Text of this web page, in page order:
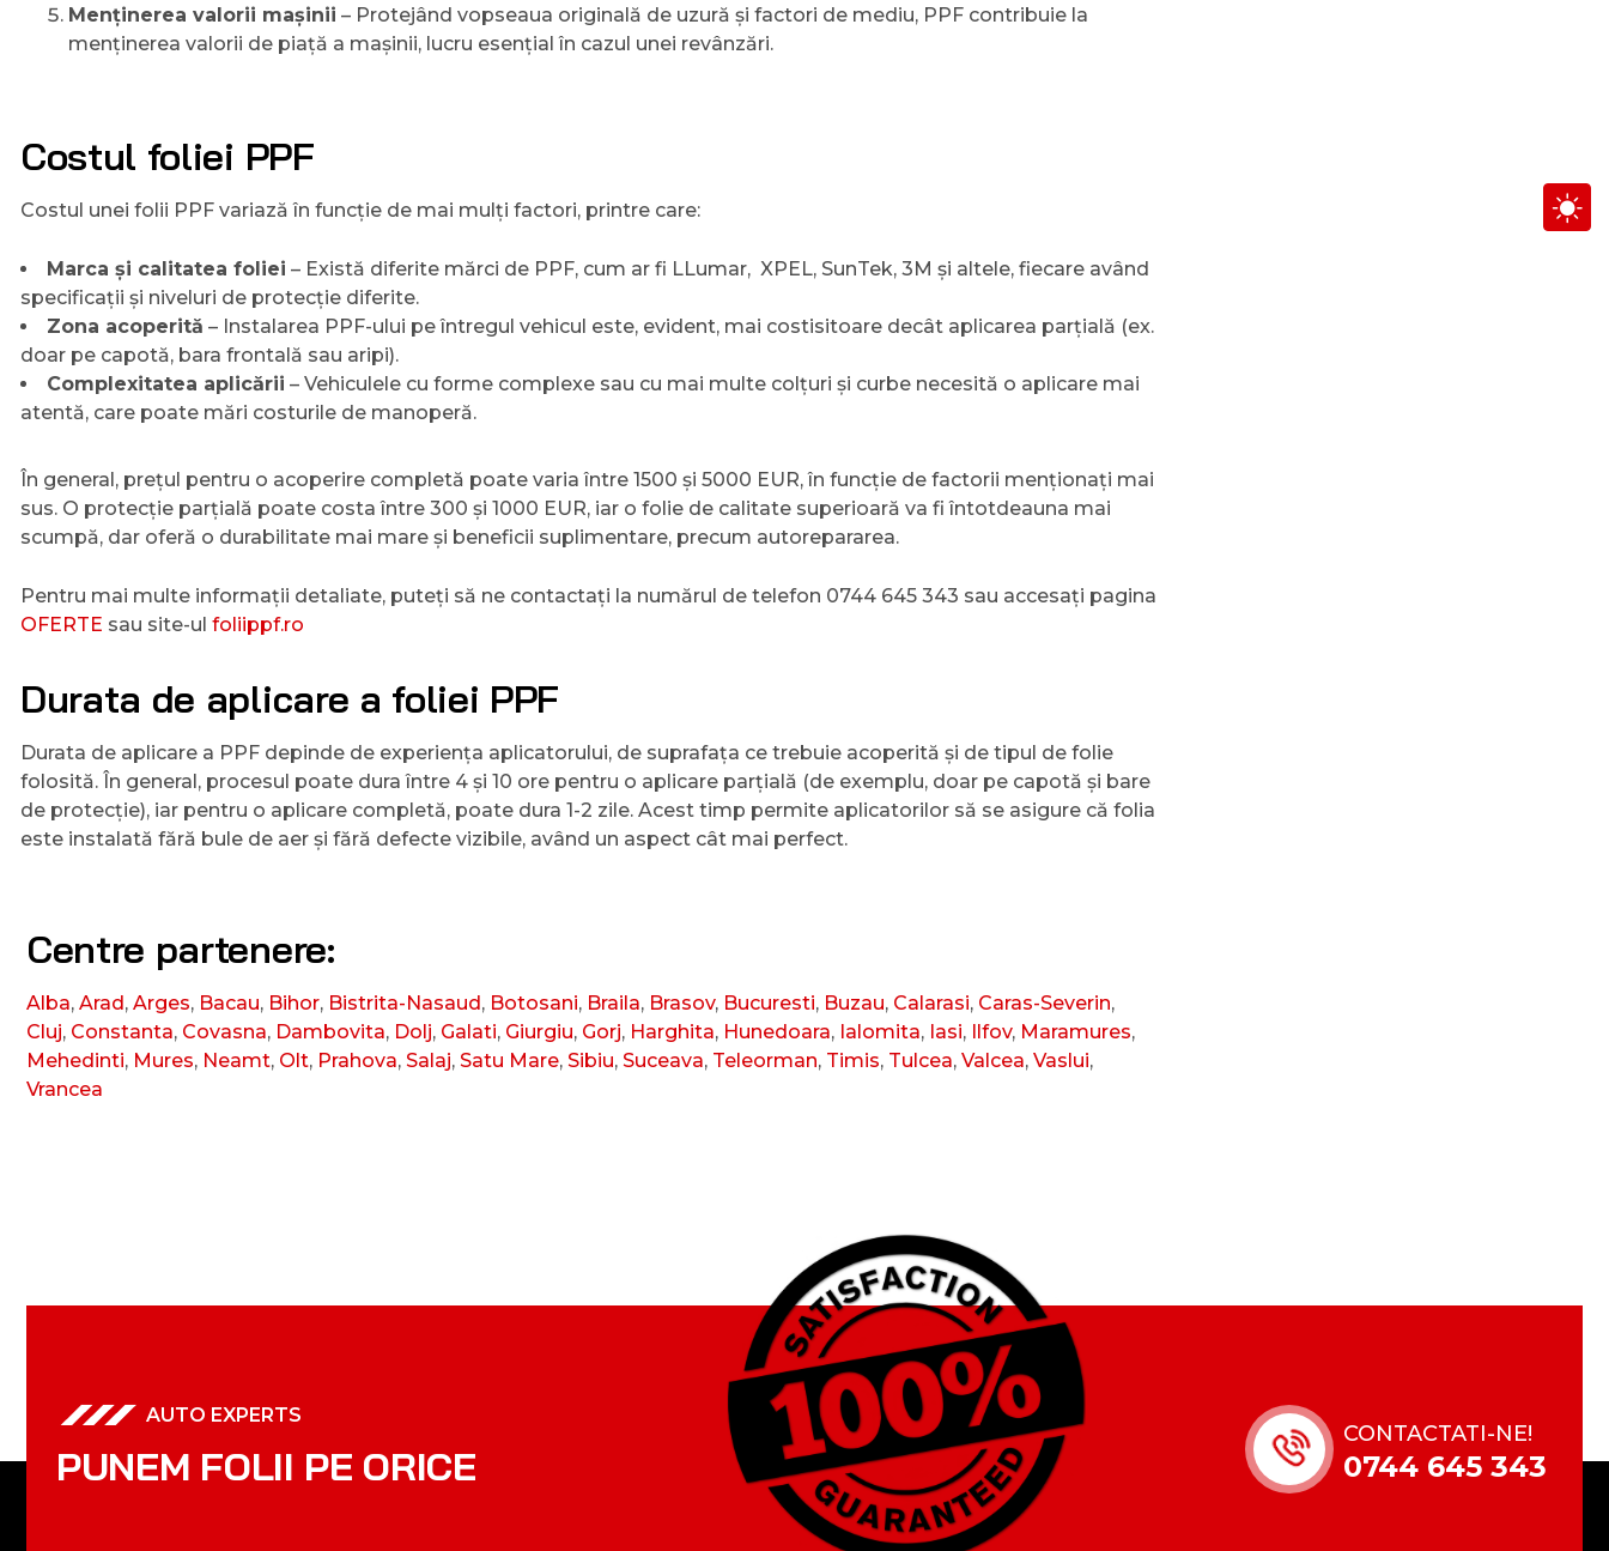
Menținerea valorii mașinii – Protejând vopseaua originală de uzură și factori de mediu, PPF contribuie la
menținerea valorii de piață a mașinii, lucru esențial în cazul unei revânzări.
Costul foliei PPF
Costul unei folii PPF variază în funcție de mai mulți factori, printre care:
Marca și calitatea foliei – Există diferite mărci de PPF, cum ar fi LLumar, XPEL, SunTek, 3M și altele, fiecare având
specificații și niveluri de protecție diferite.
Zona acoperită – Instalarea PPF-ului pe întregul vehicul este, evident, mai costisitoare decât aplicarea parțială (ex.
doar pe capotă, bara frontală sau aripi).
Complexitatea aplicării – Vehiculele cu forme complexe sau cu mai multe colțuri și curbe necesită o aplicare mai
atentă, care poate mări costurile de manoperă.
În general, prețul pentru o acoperire completă poate varia între 1500 și 5000 EUR, în funcție de factorii menționați mai
sus. O protecție parțială poate costa între 300 și 1000 EUR, iar o folie de calitate superioară va fi întotdeauna mai
scumpă, dar oferă o durabilitate mai mare și beneficii suplimentare, precum autorepararea.
Pentru mai multe informații detaliate, puteți să ne contactați la numărul de telefon 0744 645 343 sau accesați pagina
OFERTE sau site-ul foliippf.ro
Durata de aplicare a foliei PPF
Durata de aplicare a PPF depinde de experiența aplicatorului, de suprafața ce trebuie acoperită și de tipul de folie
folosită. În general, procesul poate dura între 4 și 10 ore pentru o aplicare parțială (de exemplu, doar pe capotă și bare
de protecție), iar pentru o aplicare completă, poate dura 1-2 zile. Acest timp permite aplicatorilor să se asigure că folia
este instalată fără bule de aer și fără defecte vizibile, având un aspect cât mai perfect.
Centre partenere:
Alba, Arad, Arges, Bacau, Bihor, Bistrita-Nasaud, Botosani, Braila, Brasov, Bucuresti, Buzau, Calarasi, Caras-Severin,
Cluj, Constanta, Covasna, Dambovita, Dolj, Galati, Giurgiu, Gorj, Harghita, Hunedoara, Ialomita, Iasi, Ilfov, Maramures,
Mehedinti, Mures, Neamt, Olt, Prahova, Salaj, Satu Mare, Sibiu, Suceava, Teleorman, Timis, Tulcea, Valcea, Vaslui,
Vrancea
AUTO EXPERTS
PUNEM FOLII PE ORICE
CONTACTATI-NE!
0744 645 343